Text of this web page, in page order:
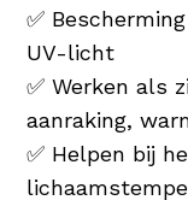
✅
UV-licht
✅ Werken als
aanraking,
✅ Helpen bij